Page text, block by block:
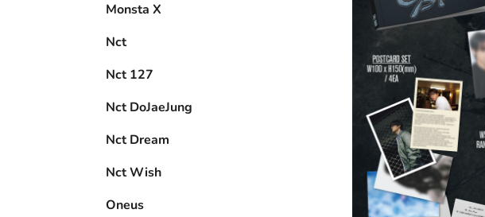
Monsta X
Nct
Nct 127
Nct DoJaeJung
Nct Dream
Nct Wish
Oneus